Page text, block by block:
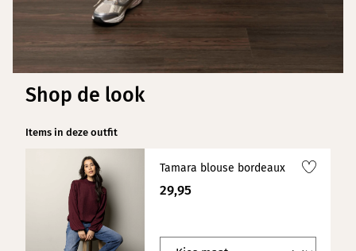
Shop de look
Items in deze outfit
Tamara blouse bordeaux
29,95